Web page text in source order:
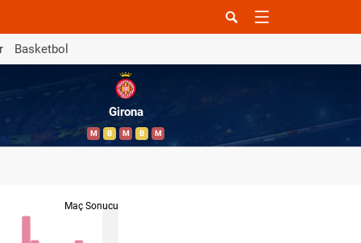
Basketbol
Girona
M B M B M
Maç Sonucu